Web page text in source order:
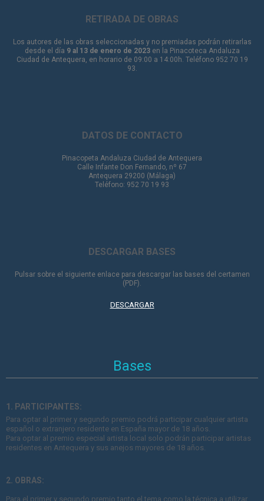
RETIRADA DE OBRAS
Los autores de las obras seleccionadas y no premiadas podrán retirarlas
desde el día 9 al 13 de enero de 2023en la Pinacoteca Andaluza
Ciudad de Antequera, en horario de 09:00 a 14:00h. Teléfono 952 70 19
93.
DATOS DE CONTACTO
Pinacopeta Andaluza Ciudad de Antequera
Calle Infante Don Fernando, nº 67
Antequera 29200 (Málaga)
Teléfono: 952 70 19 93
DESCARGAR BASES
Pulsar sobre el siguiente enlace para descargar las bases del certamen
(PDF).
DESCARGAR
Bases
1. PARTICIPANTES:
Para optar al primer y segundo premio podrá participar cualquier artista
español o extranjero residente en España mayor de 18 años.
Para optar al premio especial artista local solo podrán participar artistas
residentes en Antequera y sus anejos mayores de 18 años.
2. OBRAS:
Para el primer y segundo premio tanto el tema como la técnica a utilizar